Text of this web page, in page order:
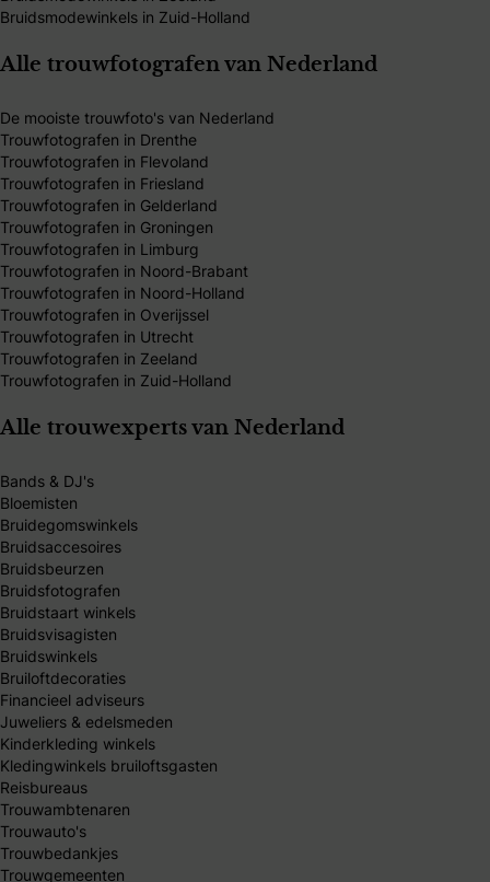
Bruidsmodewinkels in Zuid-Holland
Alle trouwfotografen van Nederland
De mooiste trouwfoto's van Nederland
Trouwfotografen in Drenthe
Trouwfotografen in Flevoland
Trouwfotografen in Friesland
Trouwfotografen in Gelderland
Trouwfotografen in Groningen
Trouwfotografen in Limburg
Trouwfotografen in Noord-Brabant
Trouwfotografen in Noord-Holland
Trouwfotografen in Overijssel
Trouwfotografen in Utrecht
Trouwfotografen in Zeeland
Trouwfotografen in Zuid-Holland
Alle trouwexperts van Nederland
Bands & DJ's
Bloemisten
Bruidegomswinkels
Bruidsaccesoires
Bruidsbeurzen
Bruidsfotografen
Bruidstaart winkels
Bruidsvisagisten
Bruidswinkels
Bruiloftdecoraties
Financieel adviseurs
Juweliers & edelsmeden
Kinderkleding winkels
Kledingwinkels bruiloftsgasten
Reisbureaus
Trouwambtenaren
Trouwauto's
Trouwbedankjes
Trouwgemeenten